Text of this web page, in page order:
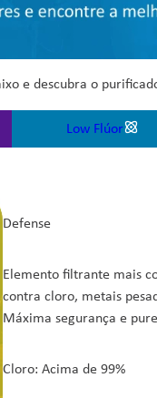
e descubra o
Low Flúor
Defense
Elemento filtrante mais
contra cloro, metais
Máxima segurança e
Cloro: Acima de 99%